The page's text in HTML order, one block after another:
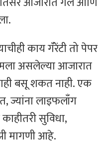
काय गॅरेंटी तो पेपर
असलेल्या आजारात
बसू शकत नाही. एक
ज्यांना लाइफलाँग
सुविधा,
मागणी आहे.